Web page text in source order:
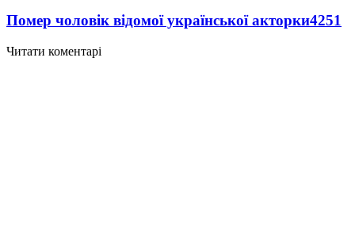
Помер чоловік відомої української акторки4251
Читати коментарі